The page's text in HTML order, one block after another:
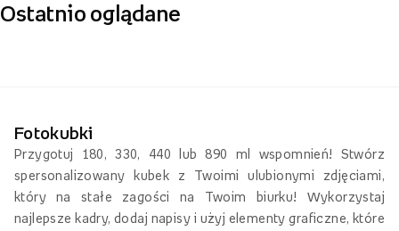
Ostatnio oglądane
Fotokubki
Przygotuj 180, 330, 440 lub 890 ml wspomnień! Stwórz
spersonalizowany kubek z Twoimi ulubionymi zdjęciami,
który na stałe zagości na Twoim biurku! Wykorzystaj
najlepsze kadry, dodaj napisy i użyj elementy graficzne, które